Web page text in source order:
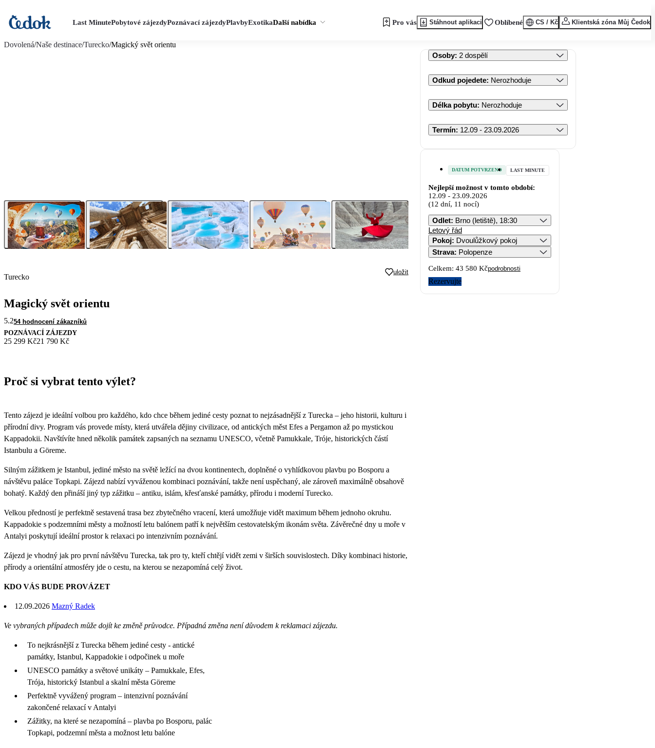
Last MinutePobytové zájezdyPoznávací zájezdyPlavbyExotikaDalší nabídka Pro vás Stáhnout aplikaci Oblíbené CS / Kč Klientská zóna Můj Čedok
Dovolená/Naše destinace/Turecko/Magický svět orientu
Turecko
uložit
Magický svět orientu
5.254 hodnocení zákazníků
POZNÁVACÍ ZÁJEZDY
25 299 Kč21 790 Kč
Proč si vybrat tento výlet?
Tento zájezd je ideální volbou pro každého, kdo chce během jediné cesty poznat to nejzásadnější z Turecka – jeho historii, kulturu i
přírodní divy. Program vás provede místy, která utvářela dějiny civilizace, od antických měst Efes a Pergamon až po mystickou
Kappadokii. Navštívíte hned několik památek zapsaných na seznamu UNESCO, včetně Pamukkale, Tróje, historických částí
Istanbulu a Göreme.
Silným zážitkem je Istanbul, jediné město na světě ležící na dvou kontinentech, doplněné o vyhlídkovou plavbu po Bosporu a
návštěvu paláce Topkapi. Zájezd nabízí vyváženou kombinaci poznávání, takže není uspěchaný, ale zároveň maximálně obsahově
bohatý. Každý den přináší jiný typ zážitku – antiku, islám, křesťanské památky, přírodu i moderní Turecko.
Velkou předností je perfektně sestavená trasa bez zbytečného vracení, která umožňuje vidět maximum během jednoho okruhu.
Kappadokie s podzemními městy a možností letu balónem patří k největším cestovatelským ikonám světa. Závěrečné dny u moře v
Antalyi poskytují ideální prostor k relaxaci po intenzivním poznávání.
Zájezd je vhodný jak pro první návštěvu Turecka, tak pro ty, kteří chtějí vidět zemi v širších souvislostech. Díky kombinaci historie,
přírody a orientální atmosféry jde o cestu, na kterou se nezapomíná celý život.
KDO VÁS BUDE PROVÁZET
12.09.2026 Mazný Radek
Ve vybraných případech může dojít ke změně průvodce. Případná změna není důvodem k reklamaci zájezdu.
To nejkrásnější z Turecka během jediné cesty - antické
památky, Istanbul, Kappadokie i odpočinek u moře
UNESCO památky a světové unikáty – Pamukkale, Efes,
Trója, historický Istanbul a skalní města Göreme
Perfektně vyvážený program – intenzivní poznávání
zakončené relaxací v Antalyi
Zážitky, na které se nezapomíná – plavba po Bosporu, palác
Topkapi, podzemní města a možnost letu balóne
Osoby: 2 dospělí
Odkud pojedete: Nerozhoduje
Délka pobytu: Nerozhoduje
Termín: 12.09 - 23.09.2026
DATUM POTVRZENO LAST MINUTE
Nejlepší možnost v tomto období:
12.09 - 23.09.2026
(12 dní, 11 nocí)
Odlet: Brno (letiště), 18:30
Letový řád
Pokoj: Dvoulůžkový pokoj
Strava: Polopenze
Celkem: 43 580 Kčpodrobnosti
Rezervujte